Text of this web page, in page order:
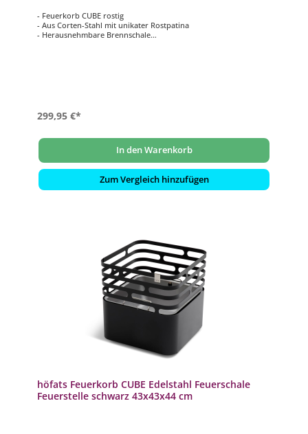
- Feuerkorb CUBE rostig
- Aus Corten-Stahl mit unikater Rostpatina
- Herausnehmbare Brennschale
299,95 €*
In den Warenkorb
Zum Vergleich hinzufügen
höfats Feuerkorb CUBE Edelstahl Feuerschale
Feuerstelle schwarz 43x43x44 cm